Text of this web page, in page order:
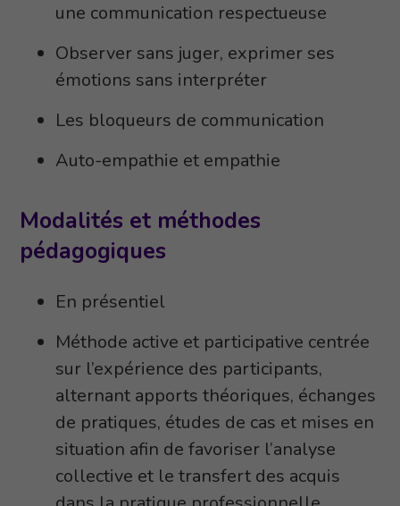
une communication respectueuse
Observer sans juger, exprimer ses
émotions sans interpréter
Les bloqueurs de communication
Auto-empathie et empathie
Modalités et méthodes
pédagogiques
En présentiel
Méthode active et participative centrée
sur l’expérience des participants,
alternant apports théoriques, échanges
de pratiques, études de cas et mises en
situation afin de favoriser l’analyse
collective et le transfert des acquis